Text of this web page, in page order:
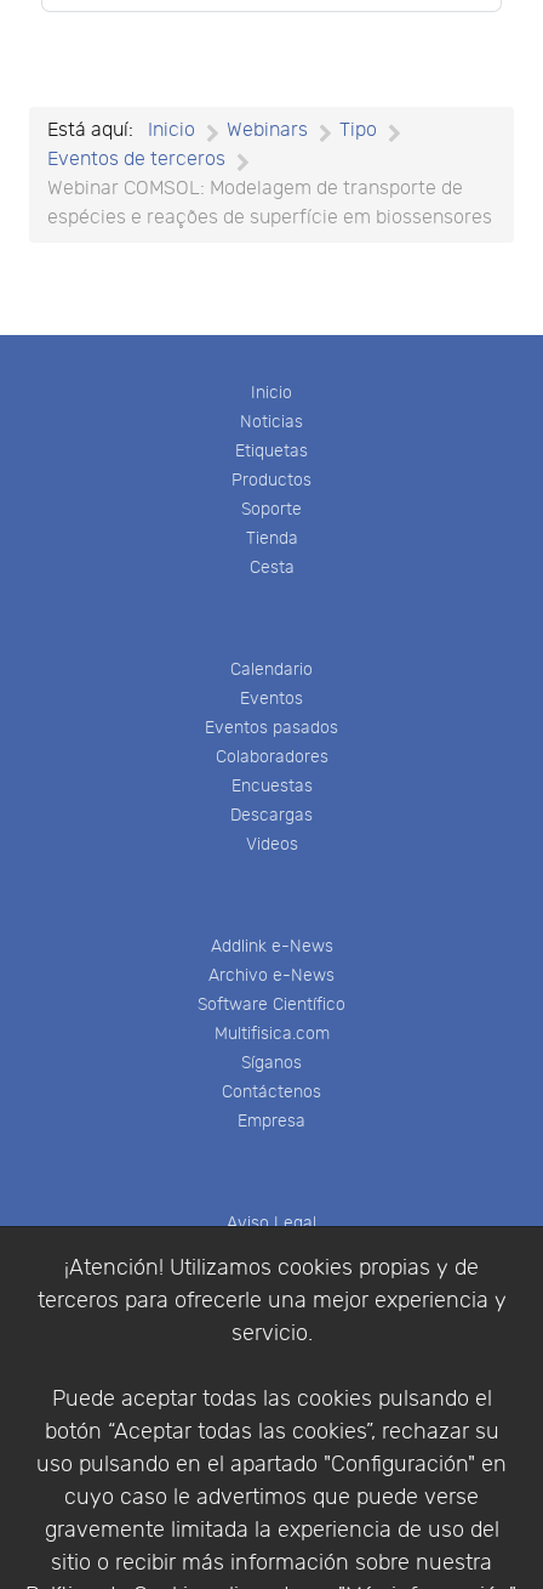
¡Atención! Utilizamos cookies propias y de
terceros para ofrecerle una mejor experiencia y
servicio.
Puede aceptar todas las cookies pulsando el
botón “Aceptar todas las cookies”, rechazar su
uso pulsando en el apartado "Configuración" en
cuyo caso le advertimos que puede verse
gravemente limitada la experiencia de uso del
sitio o recibir más información sobre nuestra
Está aquí: Inicio Webinars
Tipo
Eventos de terceros
Webinar COMSOL: Modelagem de transporte de
espécies e reações de superfície em biossensores
Inicio
Noticias
Etiquetas
Productos
Soporte
Tienda
Cesta
Calendario
Eventos
Eventos pasados
Colaboradores
Encuestas
Descargas
Videos
Addlink e-News
Archivo e-News
Software Científico
Multifisica.com
Síganos
Contáctenos
Empresa
Aviso Legal
Política de Privacidad
Condiciones de compra
Identificarse
Empresa|Aviso Legal| Política de Privacidad |
Política de Cookies